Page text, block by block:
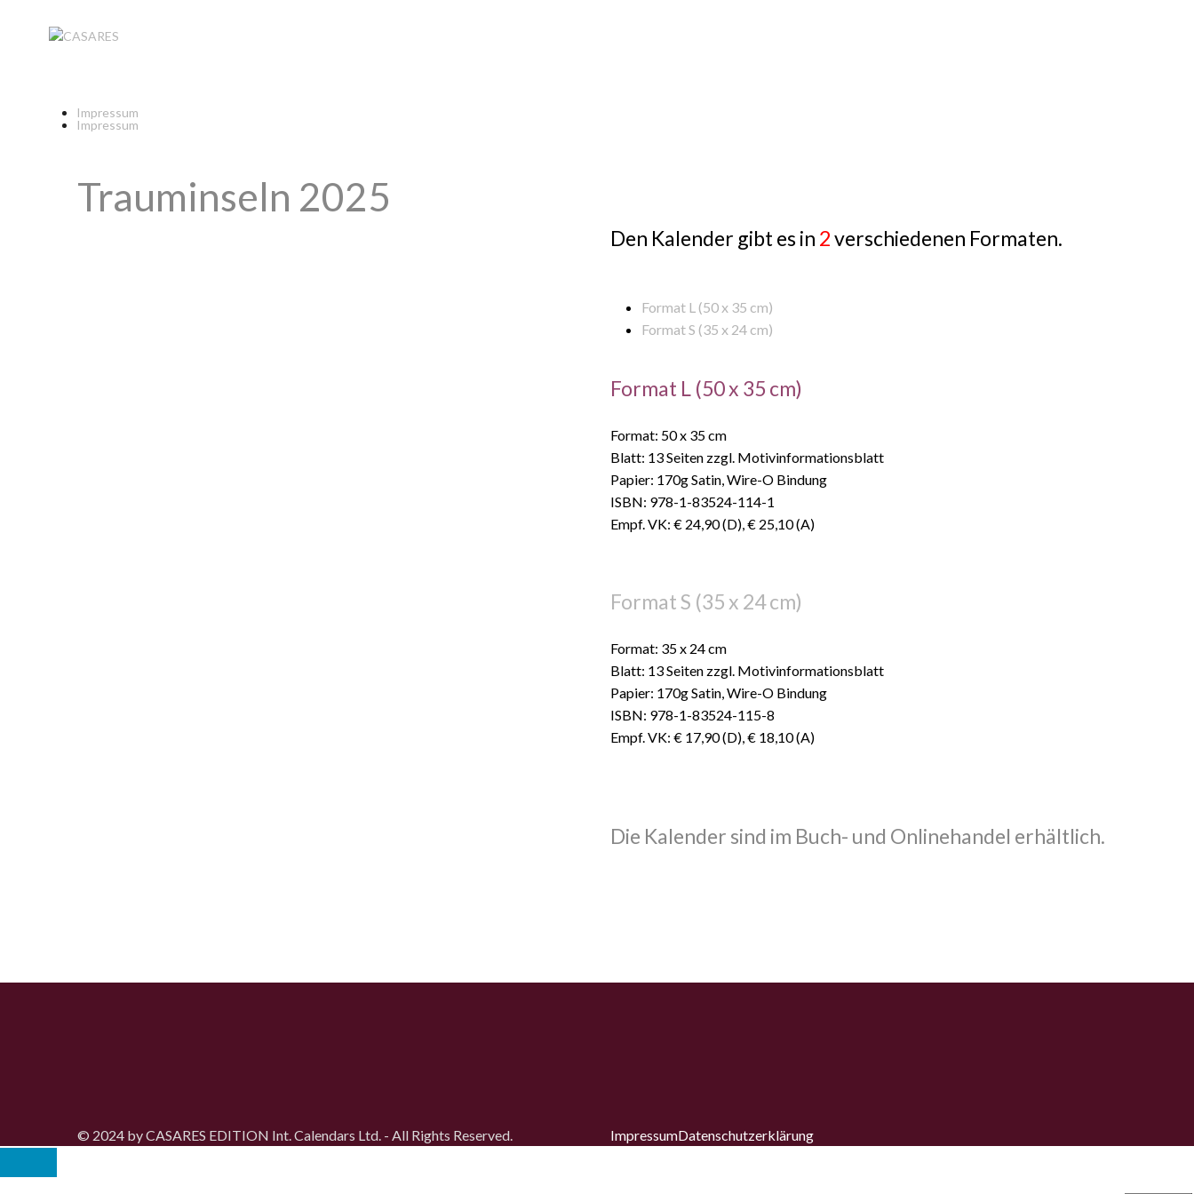
Impressum
Impressum
Trauminseln 2025
Den Kalender gibt es in 2verschiedenen Formaten.
Format L (50 x 35 cm)
Format S (35 x 24 cm)
Format L (50 x 35 cm)
Format: 50 x 35 cm
Blatt: 13 Seiten zzgl. Motivinformationsblatt
Papier: 170g Satin, Wire-O Bindung
ISBN: 978-1-83524-114-1
Empf. VK: € 24,90 (D), € 25,10 (A)
Format S (35 x 24 cm)
Format: 35 x 24 cm
Blatt: 13 Seiten zzgl. Motivinformationsblatt
Papier: 170g Satin, Wire-O Bindung
ISBN: 978-1-83524-115-8
Empf. VK: € 17,90 (D), € 18,10 (A)
Die Kalender sind im Buch- und Onlinehandel erhältlich.
ImpressumDatenschutz­erklärung
© 2024 by CASARES EDITION Int. Calendars Ltd. - All Rights Reserved.